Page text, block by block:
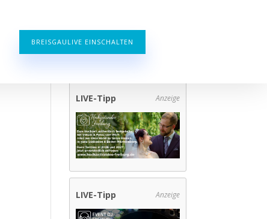
BREISGAULIVE EINSCHALTEN
LIVE-Tipp Anzeige
LIVE-Tipp Anzeige